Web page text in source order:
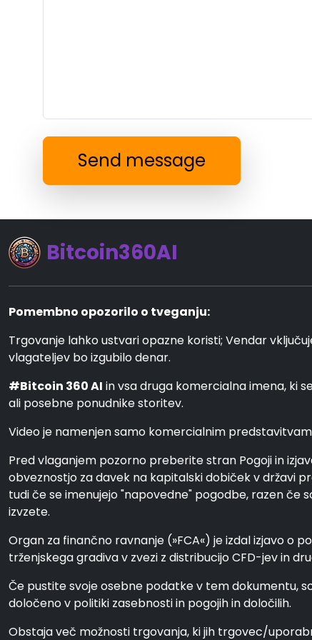
Send message
Bitcoin360AI
Pomembno opozorilo o tveganju:
Trgovanje lahko ustvari opazne koristi; Vendar
vlagateljev bo izgubilo denar.
#Bitcoin 360 AI in vsa druga komercialna imena, ki
ali posebne ponudnike storitev.
Video je namenjen samo komercialnim
Pred vlaganjem pozorno preberite stran Pogoji in
obveznostjo za davek na kapitalski dobiček v državi
tudi če se imenujejo "napovedne" pogodbe, razen če
izvzete.
Organ za finančno ravnanje (»FCA«) je izdal izjavo o
trženjskega gradiva v zvezi z distribucijo CFD-jev in
Če pustite svoje osebne podatke v tem dokumentu,
določeno v politiki zasebnosti in pogojih in določilih.
Obstaja več možnosti trgovanja, ki jih trgovec/